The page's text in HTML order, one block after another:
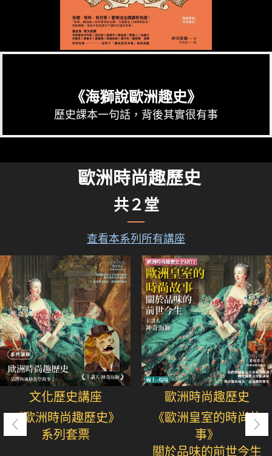
《海獅說歐洲趣史》
歷史課本一句話，背後其實很有事
歐洲時尚趣歷史
共２堂
查看本系列所有講座
文化歷史講座
《歐洲時尚趣歷史》
系列套票
歐洲時尚趣歷史
《歐洲皇室的時尚故
事》
關於品味的前世今生